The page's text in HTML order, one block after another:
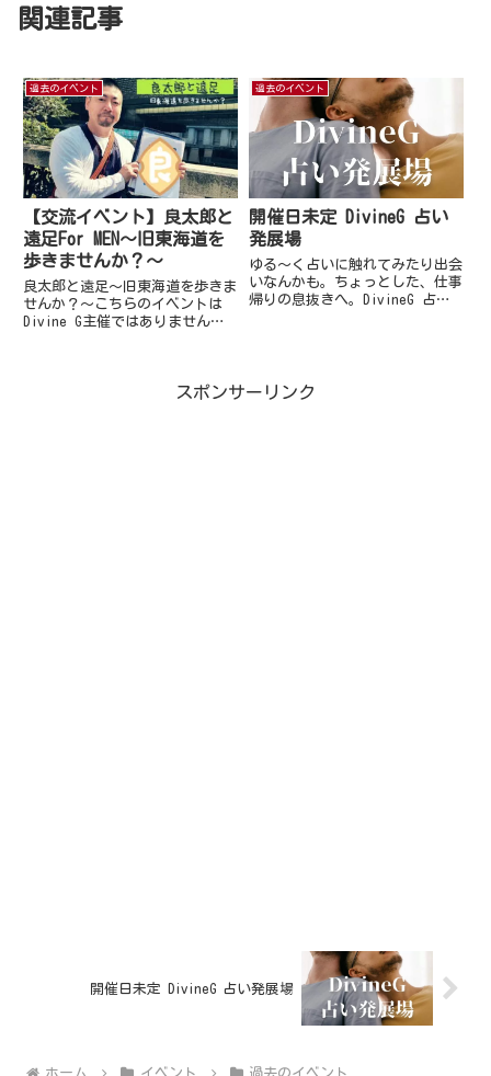
関連記事
過去のイベント
【交流イベント】良太郎と
遠足For MEN～旧東海道を
歩きませんか？～
良太郎と遠足～旧東海道を歩きま
せんか？～こちらのイベントは
Divine G主催ではありませんこ
やり遂げたいという方歩くのが好
過去のイベント
開催日未定 DivineG 占い
発展場
ゆる～く占いに触れてみたり出会
いなんかも。ちょっとした、仕事
帰りの息抜きへ。DivineG 占い
につながればという意味で...
スポンサーリンク
開催日未定 DivineG 占い発展場